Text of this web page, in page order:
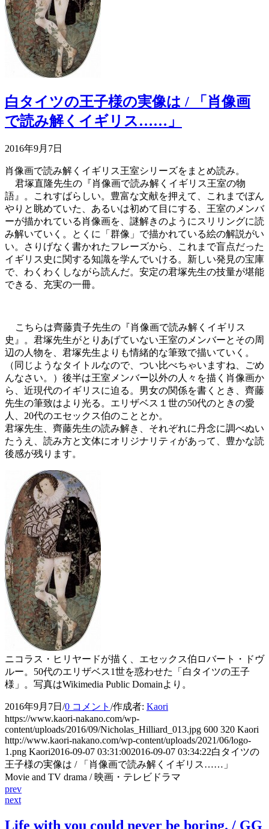
白タイツの王子様の実像は / 「肖像画
で読み解くイギリス……」
2016年9月7日
肖像画で読み解くイギリス王室シリーズをまとめ読み。
君塚直隆先生の『肖像画で読み解くイギリス王室の物
語』。これすばらしい。豊富な文献を押えて、これまでぼん
やりと眺めていた、あるいは初めて目にする、王室のメンバ
ーが描かれている肖像画を、謎解きのようにスリリングに読
み解いていく。とくに「群像」で描かれている絵の解説がい
い。さりげなく書かれたフレーズから、これまで盲点だった
イギリス史に関する知識を学んでいける。新しい発見の宝庫
で、わくわくしながら読んだ。安定の君塚先生の技量が堪能
できる、充実の一冊。
こちらは齊藤貴子先生の『肖像画で読み解くイギリス
史』。君塚先生がとりあげていない王室のメンバーとその周
辺の人物を、君塚先生よりも情緒的な筆致で描いていく。
（同じようなタイトルなので、つい比べちゃいますね、ごめ
んなさい。）後半は王室メンバー以外の人々を描く肖像画か
ら、近現代のイギリスに迫る。男女の関係を書くとき、齊藤
先生の筆致はより光る。エリザベス１世の50代のときの愛
人、20代のエセックス伯のこととか。
君塚先生、齊藤先生の読み解き、それぞれに丹念に調べぬい
たうえ、読み方と文体にオリジナリティがあって、豊かな読
後感が残ります。
ニコラス・ヒリヤードが描く、エセックス伯ロバート・ドヴ
ルー。50代のエリザベス1世を惑わせた「白タイツの王子
様」。写真はWikimedia Public Domainより。
2016年9月7日 /0 コメント /作成者: Kaori
https://www.kaori-nakano.com/wp-
content/uploads/2016/09/Nicholas_Hilliard_013.jpg 600 320 Kaori
http://www.kaori-nakano.com/wp-content/uploads/2021/06/logo-
1.png Kaori2016-09-07 03:31:002016-09-07 03:34:22白タイツの
王子様の実像は / 「肖像画で読み解くイギリス……」
Movie and TV drama / 映画・テレビドラマ
prev
next
Life with you could never be boring. / GG